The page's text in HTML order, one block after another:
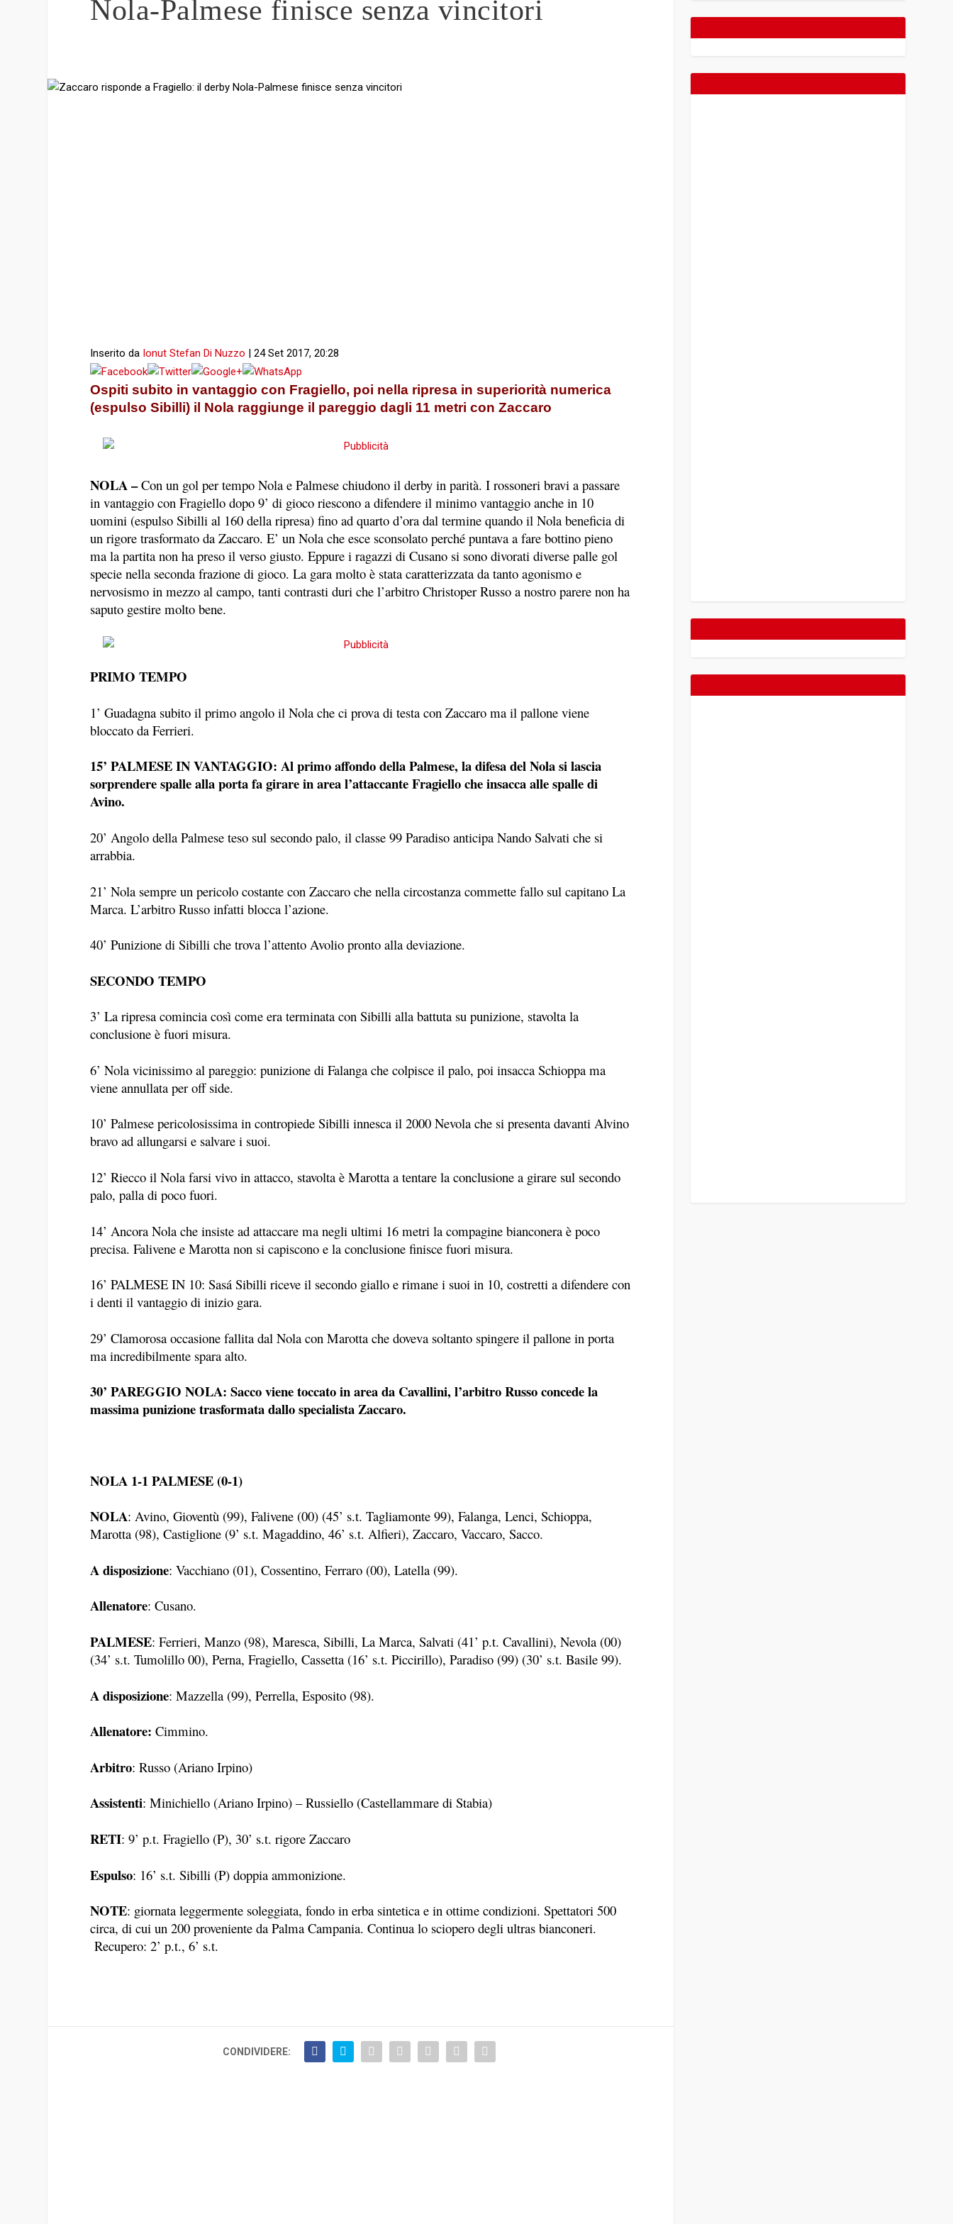
Nola-Palmese finisce senza vincitori
Inserito da Ionut Stefan Di Nuzzo |24 Set 2017, 20:28
Ospiti subito in vantaggio con Fragiello, poi nella ripresa in superiorità numerica
(espulso Sibilli) il Nola raggiunge il pareggio dagli 11 metri con Zaccaro
NOLA –Con un gol per tempo Nola e Palmese chiudono il derby in parità. I rossoneri bravi a passare
in vantaggio con Fragiello dopo 9’ di gioco riescono a difendere il minimo vantaggio anche in 10
uomini (espulso Sibilli al 160 della ripresa) fino ad quarto d’ora dal termine quando il Nola beneficia di
un rigore trasformato da Zaccaro. E’ un Nola che esce sconsolato perché puntava a fare bottino pieno
ma la partita non ha preso il verso giusto. Eppure i ragazzi di Cusano si sono divorati diverse palle gol
specie nella seconda frazione di gioco. La gara molto è stata caratterizzata da tanto agonismo e
nervosismo in mezzo al campo, tanti contrasti duri che l’arbitro Christoper Russo a nostro parere non ha
saputo gestire molto bene.
PRIMO TEMPO
1’ Guadagna subito il primo angolo il Nola che ci prova di testa con Zaccaro ma il pallone viene
bloccato da Ferrieri.
15’ PALMESE IN VANTAGGIO: Al primo affondo della Palmese, la difesa del Nola si lascia
sorprendere spalle alla porta fa girare in area l’attaccante Fragiello che insacca alle spalle di
Avino.
20’ Angolo della Palmese teso sul secondo palo, il classe 99 Paradiso anticipa Nando Salvati che si
arrabbia.
21’ Nola sempre un pericolo costante con Zaccaro che nella circostanza commette fallo sul capitano La
Marca. L’arbitro Russo infatti blocca l’azione.
40’ Punizione di Sibilli che trova l’attento Avolio pronto alla deviazione.
SECONDO TEMPO
3’ La ripresa comincia così come era terminata con Sibilli alla battuta su punizione, stavolta la
conclusione è fuori misura.
6’ Nola vicinissimo al pareggio: punizione di Falanga che colpisce il palo, poi insacca Schioppa ma
viene annullata per off side.
10’ Palmese pericolosissima in contropiede Sibilli innesca il 2000 Nevola che si presenta davanti Alvino
bravo ad allungarsi e salvare i suoi.
12’ Riecco il Nola farsi vivo in attacco, stavolta è Marotta a tentare la conclusione a girare sul secondo
palo, palla di poco fuori.
14’ Ancora Nola che insiste ad attaccare ma negli ultimi 16 metri la compagine bianconera è poco
precisa. Falivene e Marotta non si capiscono e la conclusione finisce fuori misura.
16’ PALMESE IN 10: Sasá Sibilli riceve il secondo giallo e rimane i suoi in 10, costretti a difendere con
i denti il vantaggio di inizio gara.
29’ Clamorosa occasione fallita dal Nola con Marotta che doveva soltanto spingere il pallone in porta
ma incredibilmente spara alto.
30’ PAREGGIO NOLA: Sacco viene toccato in area da Cavallini, l’arbitro Russo concede la
massima punizione trasformata dallo specialista Zaccaro.
NOLA 1-1 PALMESE (0-1)
NOLA: Avino, Gioventù (99), Falivene (00) (45’ s.t. Tagliamonte 99), Falanga, Lenci, Schioppa,
Marotta (98), Castiglione (9’ s.t. Magaddino, 46’ s.t. Alfieri), Zaccaro, Vaccaro, Sacco.
A disposizione: Vacchiano (01), Cossentino, Ferraro (00), Latella (99).
Allenatore: Cusano.
PALMESE: Ferrieri, Manzo (98), Maresca, Sibilli, La Marca, Salvati (41’ p.t. Cavallini), Nevola (00)
(34’ s.t. Tumolillo 00), Perna, Fragiello, Cassetta (16’ s.t. Piccirillo), Paradiso (99) (30’ s.t. Basile 99).
A disposizione: Mazzella (99), Perrella, Esposito (98).
Allenatore: Cimmino.
Arbitro: Russo (Ariano Irpino)
Assistenti: Minichiello (Ariano Irpino) – Russiello (Castellammare di Stabia)
RETI: 9’ p.t. Fragiello (P), 30’ s.t. rigore Zaccaro
Espulso: 16’ s.t. Sibilli (P) doppia ammonizione.
NOTE: giornata leggermente soleggiata, fondo in erba sintetica e in ottime condizioni. Spettatori 500
circa, di cui un 200 proveniente da Palma Campania. Continua lo sciopero degli ultras bianconeri.
Recupero: 2’ p.t., 6’ s.t.
CONDIVIDERE: